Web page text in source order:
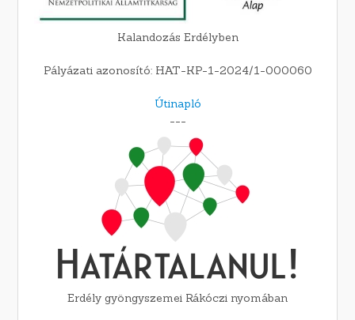
Kalandozás Erdélyben
Pályázati azonosító: HAT-KP-1-2024/1-000060
Útinapló
---
Erdély gyöngyszemei Rákóczi nyomában